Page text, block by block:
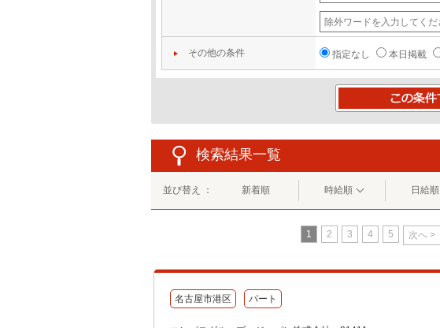
その他の条件 指定なし 本日掲載
検索結果一覧
並び替え ： 新着順 時給順 日給順
1 2 3 4 5 次へ >
名古屋市港区 パート